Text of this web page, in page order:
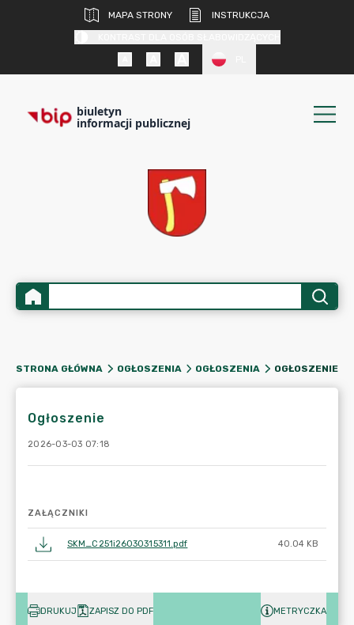
MAPA STRONY
INSTRUKCJA
biuletyn
informacji publicznej
STRONA GŁÓWNA OGŁOSZENIA OGŁOSZENIA OGŁOSZENIE
Ogłoszenie
2026-03-03 07:18
ZAŁĄCZNIKI
SKM_C251i26030315311.pdf 40.04 KB
DRUKUJ ZAPISZ DO PDF METRYCZKA